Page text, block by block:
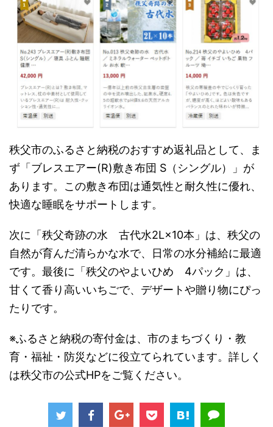
秩父市のふるさと納税のおすすめ返礼品として、ま
ず「ブレスエアー(R)敷き布団 S（シングル）」が
あります。この敷き布団は通気性と耐久性に優れ、
快適な睡眠をサポートします。
次に「秩父奇跡の水 古代水2L×10本」は、秩父の
自然が育んだ清らかな水で、日常の水分補給に最適
です。最後に「秩父のやよいひめ 4パック」は、
甘くて香り高いいちごで、デザートや贈り物にぴっ
たりです。
※ふるさと納税の寄付金は、市のまちづくり・教
育・福祉・防災などに役立てられています。詳しく
は秩父市の公式HPをご覧ください。